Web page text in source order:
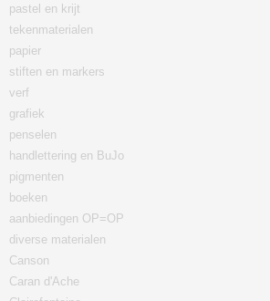
pastel en krijt
tekenmaterialen
papier
stiften en markers
verf
grafiek
penselen
handlettering en BuJo
pigmenten
boeken
aanbiedingen OP=OP
diverse materialen
Canson
Caran d'Ache